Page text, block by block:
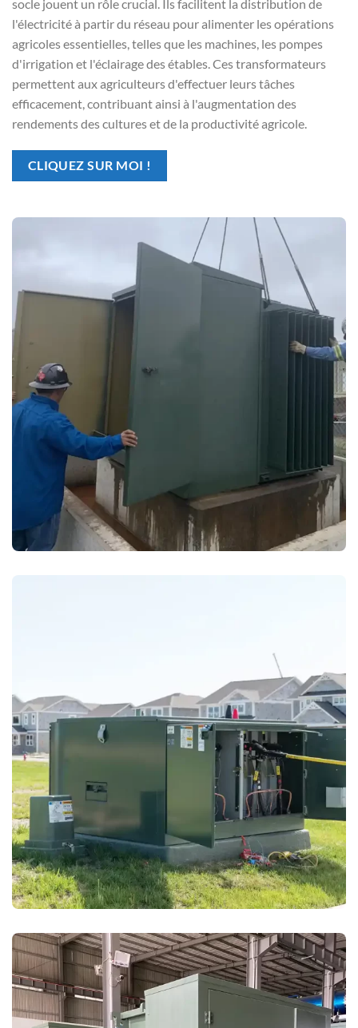
socle jouent un rôle crucial. Ils facilitent la distribution de
l'électricité à partir du réseau pour alimenter les opérations
agricoles essentielles, telles que les machines, les pompes
d'irrigation et l'éclairage des étables. Ces transformateurs
permettent aux agriculteurs d'effectuer leurs tâches
efficacement, contribuant ainsi à l'augmentation des
rendements des cultures et de la productivité agricole.
CLIQUEZ SUR MOI !